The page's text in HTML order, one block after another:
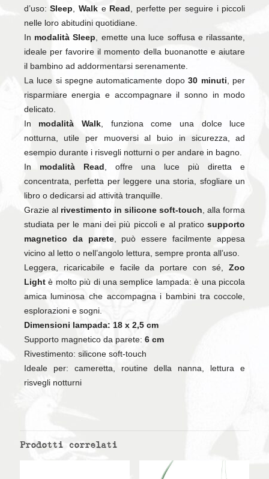
d’uso:Sleep, WalkeRead, perfette per seguire i piccoli
nelle loro abitudini quotidiane.
In modalità Sleep, emette una luce soffusa e rilassante,
ideale per favorire il momento della buonanotte e aiutare
il bambino ad addormentarsi serenamente.
La luce si spegne automaticamente dopo30 minuti, per
risparmiare energia e accompagnare il sonno in modo
delicato.
In modalità Walk, funziona come una dolce luce
notturna, utile per muoversi al buio in sicurezza, ad
esempio durante i risvegli notturni o per andare in bagno.
In modalità Read, offre una luce più diretta e
concentrata, perfetta per leggere una storia, sfogliare un
libro o dedicarsi ad attività tranquille.
Grazie al rivestimento in silicone soft-touch, alla forma
studiata per le mani dei più piccoli e al praticosupporto
magnetico da parete, può essere facilmente appesa
vicino al letto o nell’angolo lettura, sempre pronta all’uso.
Leggera, ricaricabile e facile da portare con sé,Zoo
Lightè molto più di una semplice lampada: è una piccola
amica luminosa che accompagna i bambini tra coccole,
esplorazioni e sogni.
Dimensioni lampada: 18 x 2,5 cm
Supporto magnetico da parete: 6 cm
Rivestimento: silicone soft-touch
Ideale per: cameretta, routine della nanna, lettura e
risvegli notturni
Prodotti correlati